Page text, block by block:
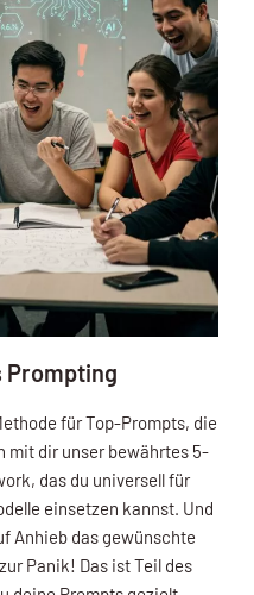
Prompting
für Top-Prompts, die
dir unser bewährtes 5-
das du universell für
einsetzen kannst. Und
Anhieb das gewünschte
Panik! Das ist Teil des